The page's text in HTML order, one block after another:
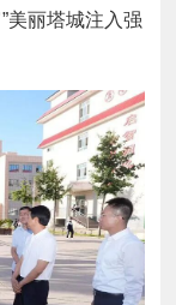
美丽塔城注入强